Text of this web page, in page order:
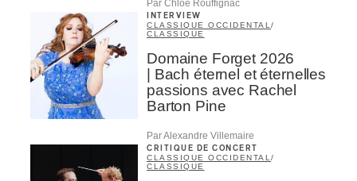
Par Chloé Rouffignac
INTERVIEW
CLASSIQUE OCCIDENTAL/
CLASSIQUE
Domaine Forget 2026
| Bach éternel et éternelles
passions avec Rachel
Barton Pine
Par Alexandre Villemaire
CRITIQUE DE CONCERT
CLASSIQUE OCCIDENTAL /
CLASSIQUE